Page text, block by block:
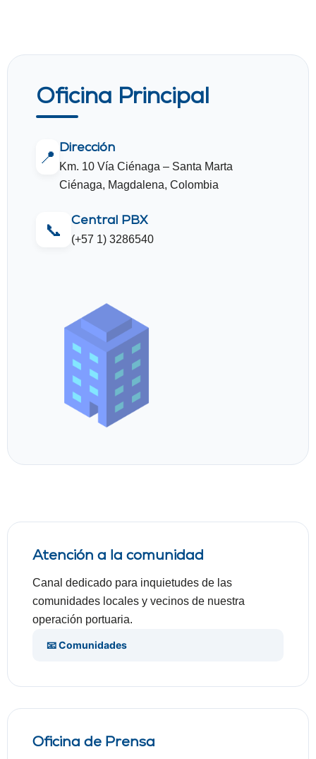
Oficina Principal
📍
Dirección
Km. 10 Vía Ciénaga – Santa Marta
Ciénaga, Magdalena, Colombia
📞
Central PBX
(+57 1) 3286540
Atención a la comunidad
Canal dedicado para inquietudes de las
comunidades locales y vecinos de nuestra
operación portuaria.
📧 Comunidades
Oficina de Prensa